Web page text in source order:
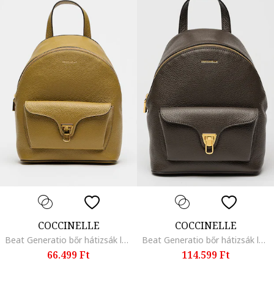
COCCINELLE
Beat Generatio bőr hátizsák logós részlettel, Khaki
66.499 Ft
COCCINELLE
Beat Generatio bőr hátizsák logós részlettel, Sötét tópbarna
114.599 Ft